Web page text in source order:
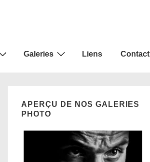
Galeries Liens Contact
APERÇU DE NOS GALERIES
PHOTO